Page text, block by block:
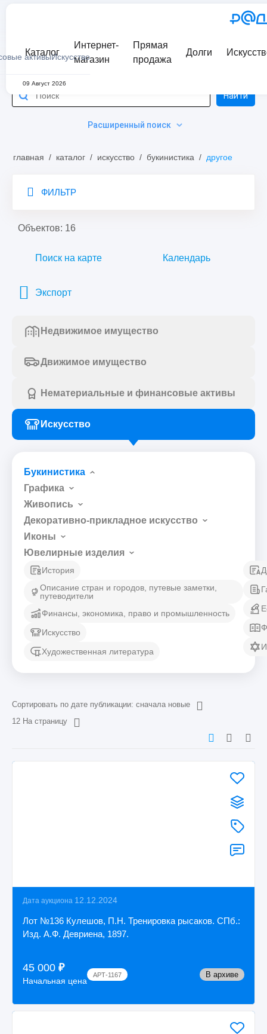
активыИскусство
Каталог
Интернет-
магазин
Прямая
продажа
Долги
09 Август 2026
Расширенный поиск
Найти
главная / каталог / искусство / букинистика / другое
ФИЛЬТР
Объектов: 16
Поиск на карте Календарь
Экспорт
Недвижимое имущество
Движимое имущество
Нематериальные и финансовые активы
Искусство
Букинистика
Графика
Живопись
Декоративно-прикладное искусство
Иконы
Ювелирные изделия
История
Описание стран и городов, путевые заметки,
путеводители
Финансы, экономика, право и промышленность
Искусство
Художественная литература
Сортировать по дате публикации: сначала новые
12 На страницу
Дата аукциона 12.12.2024
Лот №136 Кулешов, П.Н. Тренировка рысаков. СПб.:
Изд. А.Ф. Девриена, 1897.
45 000 ₽
Начальная цена
АРТ-1167 В архиве